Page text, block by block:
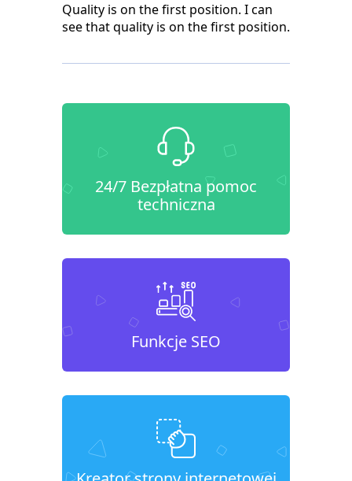
Quality is on the first position. I can
see that quality is on the first position.
24/7 Bezpłatna pomoc
techniczna
Funkcje SEO